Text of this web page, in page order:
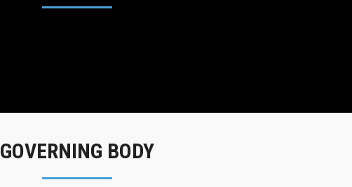
GOVERNING BODY